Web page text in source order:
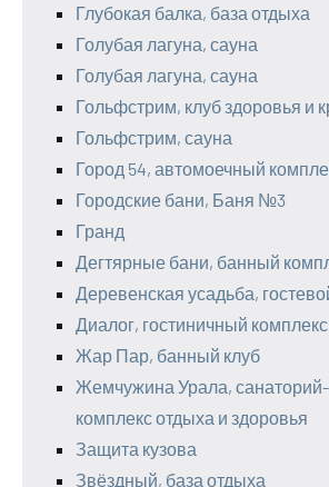
Глубокая балка, база отдыха
Голубая лагуна, сауна
Голубая лагуна, сауна
Гольфстрим, клуб здоровья и
Гольфстрим, сауна
Город 54, автомоечный
Городские бани, Баня №3
Гранд
Дегтярные бани, банный
Деревенская усадьба,
Диалог, гостиничный комплекс
Жар Пар, банный клуб
Жемчужина Урала,
комплекс отдыха и здоровья
Защита кузова
Звёздный, база отдыха